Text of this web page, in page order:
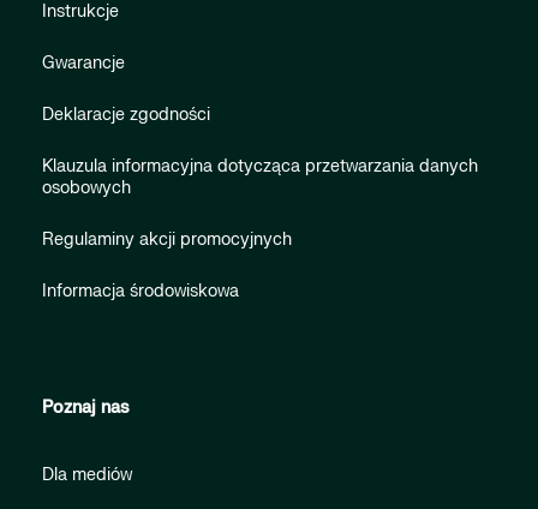
Instrukcje
Gwarancje
Deklaracje zgodności
Klauzula informacyjna dotycząca przetwarzania danych
osobowych
Regulaminy akcji promocyjnych
Informacja środowiskowa
Poznaj nas
Dla mediów